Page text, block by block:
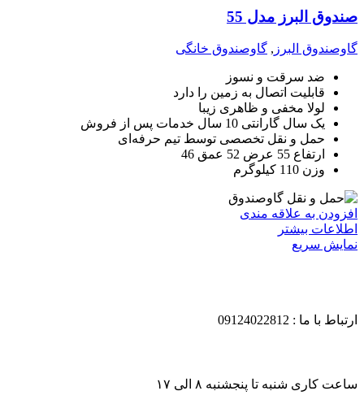
صندوق البرز مدل 55
گاوصندوق البرز , گاوصندوق خانگی
ضد سرقت و نسوز
قابلیت اتصال به زمین را دارد
لولا مخفی و ظاهری زیبا
یک سال گارانتی 10 سال خدمات پس از فروش
حمل و نقل تخصصی توسط تیم حرفه‌ای
ارتفاع 55 عرض 52 عمق 46
وزن 110 کیلوگرم
افزودن به علاقه مندی
اطلاعات بیشتر
نمایش سریع
ارتباط با ما : 09124022812
ساعت کاری شنبه تا پنجشنبه ۸ الی ۱۷